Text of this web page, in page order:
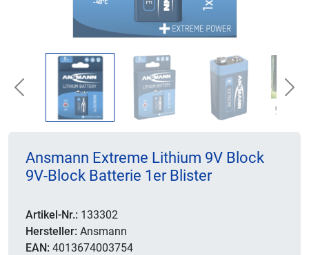
Previous
Ansmann Extreme Lithium 9V Block
9V-Block Batterie 1er Blister
Artikel-Nr.: 133302
Hersteller: Ansmann
EAN: 4013674003754